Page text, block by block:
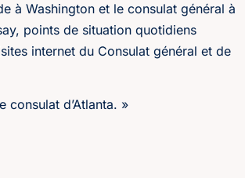
à Washington et le consulat général à
points de situation quotidiens
internet du Consulat général et de
d’Atlanta. »